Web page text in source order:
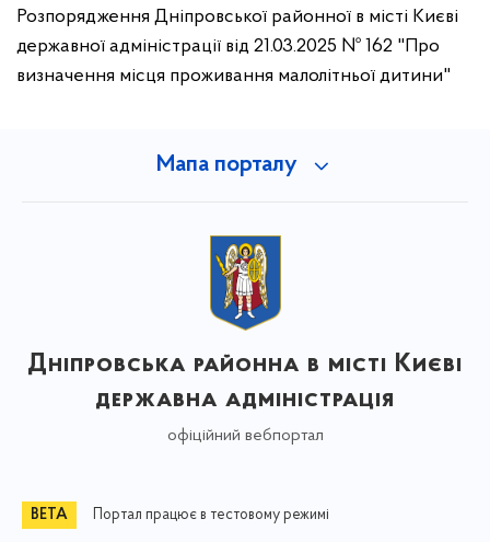
Розпорядження Дніпровської районної в місті Києві
державної адміністрації від 21.03.2025 № 162 "Про
визначення місця проживання малолітньої дитини"
Мапа порталу
Дніпровська районна в місті Києві
державна адміністрація
офіційний вебпортал
Портал працює в тестовому режимі